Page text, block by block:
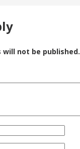
will not be published.